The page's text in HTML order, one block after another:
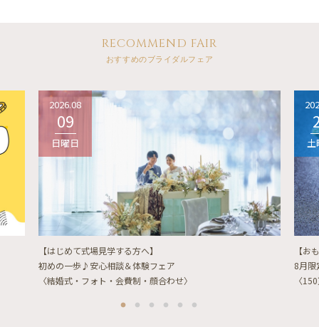
RECOMMEND FAIR
おすすめのブライダルフェア
2026.08
09
日曜日
【はじめて式場見学する方へ】
初めの一歩♪安心相談＆体験フェア
〈結婚式・フォト・会費制・顔合わせ〉
土
【お
8月限
〈